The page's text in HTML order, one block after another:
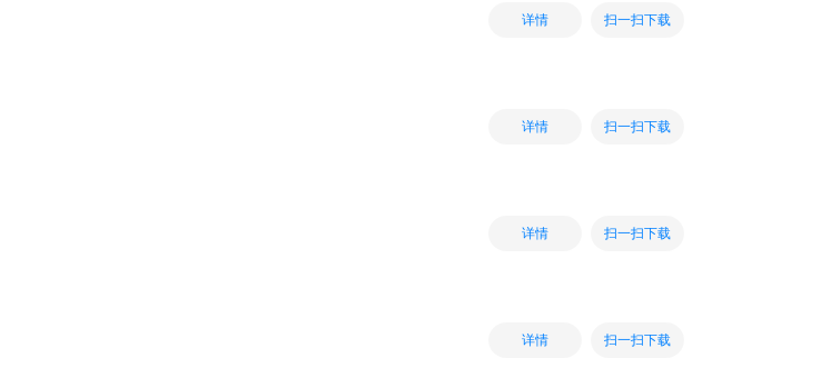
详情 扫一扫下载
详情 扫一扫下载
详情 扫一扫下载
详情 扫一扫下载